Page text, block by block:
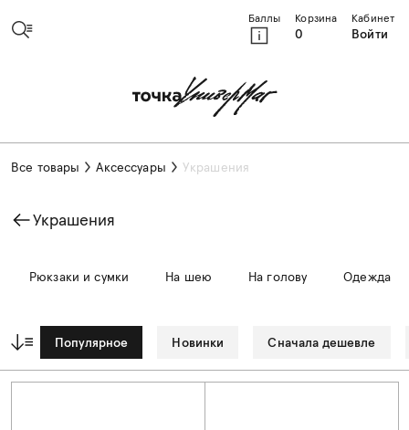
Баллы Корзина
0
Кабинет
Войти
Все товары Аксессуары Украшения
Украшения
Рюкзаки и сумки На шею На голову Одежда
Популярное Новинки Сначала дешевле